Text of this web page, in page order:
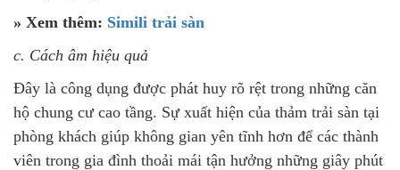
» Xem thêm: Simili trải sàn
c. Cách âm hiệu quả
Đây là công dụng được phát huy rõ rệt trong những căn
hộ chung cư cao tầng. Sự xuất hiện của thảm trải sàn tại
phòng khách giúp không gian yên tĩnh hơn để các thành
viên trong gia đình thoải mái tận hưởng những giây phút